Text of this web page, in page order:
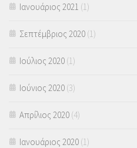
Ιανουάριος 2021 (1)
Σεπτέμβριος 2020 (1)
Ιούλιος 2020 (1)
Ιούνιος 2020 (3)
Απρίλιος 2020 (4)
Ιανουάριος 2020 (1)